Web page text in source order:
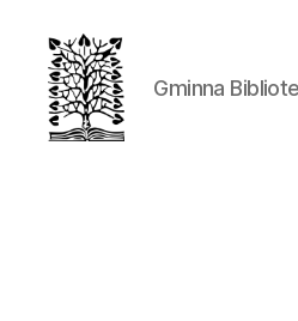
Gminna